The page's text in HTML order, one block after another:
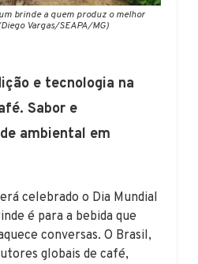
brinde a quem produz o melhor
Vargas/SEAPA/MG)
e tecnologia na
Sabor e
ambiental em
celebrado o Dia Mundial
é para a bebida que
conversas. O Brasil,
globais de café,